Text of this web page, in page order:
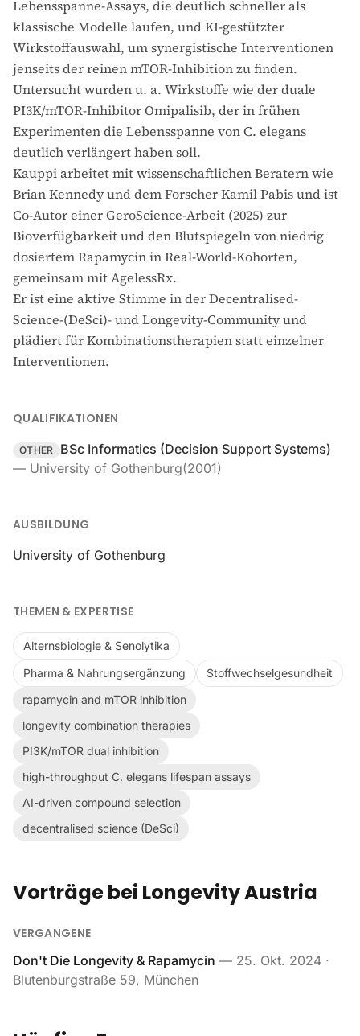
Lebensspanne-Assays, die deutlich schneller als
klassische Modelle laufen, und KI-gestützter
Wirkstoffauswahl, um synergistische Interventionen
jenseits der reinen mTOR-Inhibition zu finden.
Untersucht wurden u. a. Wirkstoffe wie der duale
PI3K/mTOR-Inhibitor Omipalisib, der in frühen
Experimenten die Lebensspanne von C. elegans
deutlich verlängert haben soll.
Kauppi arbeitet mit wissenschaftlichen Beratern wie
Brian Kennedy und dem Forscher Kamil Pabis und ist
Co-Autor einer GeroScience-Arbeit (2025) zur
Bioverfügbarkeit und den Blutspiegeln von niedrig
dosiertem Rapamycin in Real-World-Kohorten,
gemeinsam mit AgelessRx.
Er ist eine aktive Stimme in der Decentralised-
Science-(DeSci)- und Longevity-Community und
plädiert für Kombinationstherapien statt einzelner
Interventionen.
QUALIFIKATIONEN
OTHER
BSc Informatics (Decision Support Systems)
— University of Gothenburg(2001)
AUSBILDUNG
University of Gothenburg
THEMEN & EXPERTISE
Alternsbiologie & Senolytika
Pharma & Nahrungsergänzung
Stoffwechselgesundheit
rapamycin and mTOR inhibition
longevity combination therapies
PI3K/mTOR dual inhibition
high-throughput C. elegans lifespan assays
AI-driven compound selection
decentralised science (DeSci)
Vorträge bei Longevity Austria
VERGANGENE
Don't Die Longevity & Rapamycin — 25. Okt. 2024 ·
Blutenburgstraße 59, München